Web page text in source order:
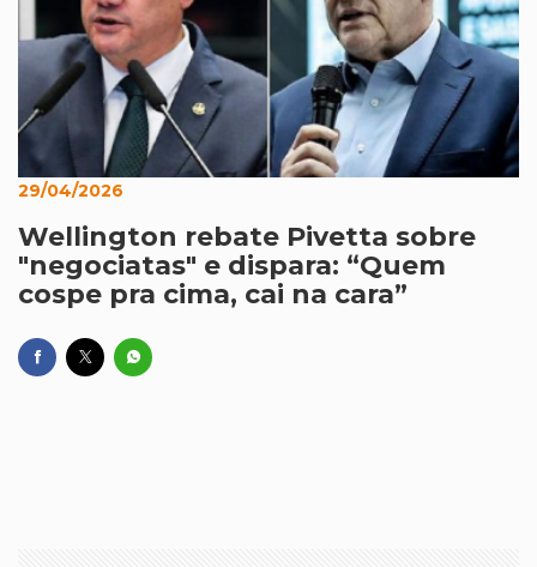
29/04/2026
Wellington rebate Pivetta sobre
"negociatas" e dispara: “Quem
cospe pra cima, cai na cara”